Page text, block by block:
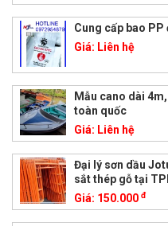
Cung cấp bao
Giá: Liên hệ
Mẫu cano dài
toàn quốc
Giá: Liên hệ
Đại lý sơn dầu
sắt thép gỗ tại
Giá: 150.000 đ